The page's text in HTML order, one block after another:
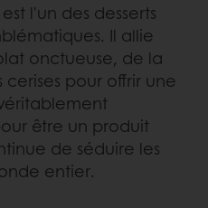
l'un des desserts
Il allie
onctueuse, de la
pour offrir une
être un produit
de séduire les
entier.